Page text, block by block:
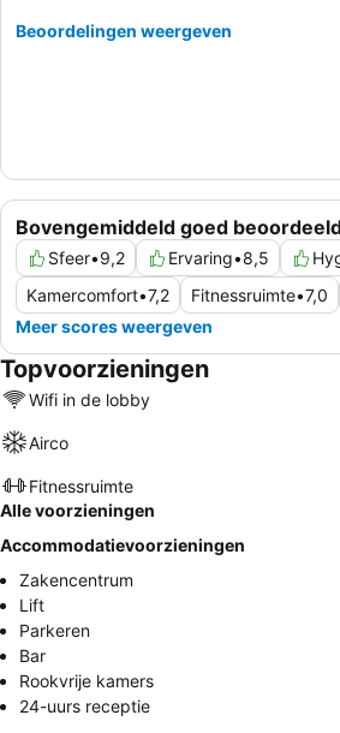
Bovengemiddeld goed
Sfeer•9,2 Ervaring•8,5
Kamercomfort•7,2 Fitnessruimte•7,0
Meer scores weergeven
Beoordelingen weergeven
Topvoorzieningen
Wifi in de lobby
Airco
Fitnessruimte
Alle voorzieningen
Accommodatievoorzieningen
Zakencentrum
Lift
Parkeren
Bar
Rookvrije kamers
24-uurs receptie